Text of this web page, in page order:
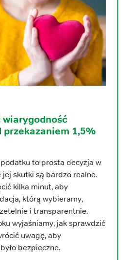
1,5%
to prosta decyzja w
jej skutki są bardzo realne.
kilka minut, aby
którą wybieramy,
i transparentnie.
wyjaśniamy, jak sprawdzić
uwagę, aby
bezpieczne.